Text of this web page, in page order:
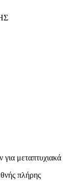
μεταπτυχιακά
πλήρης